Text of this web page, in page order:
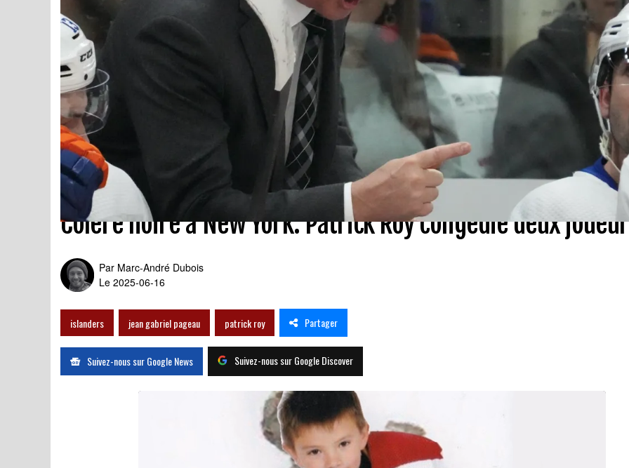
Colère noire à New York: Patrick Roy congédie deux
Par Marc-André Dubois
Le 2025-06-16
islanders jean gabriel pageau patrick roy Partager
Suivez-nous sur Google News Suivez-nous sur Google Discover